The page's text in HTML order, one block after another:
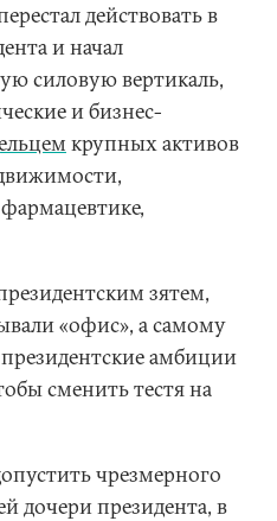
действовать в
и начал
силовую вертикаль,
и бизнес-
крупных активов
зятем,
«офис», а самому
амбиции
сменить тестя на
чрезмерного
дочери президента, в